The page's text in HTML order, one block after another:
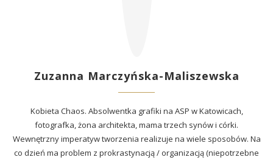
Zuzanna Marczyńska-Maliszewska
Kobieta Chaos. Absolwentka grafiki na ASP w Katowicach,
fotografka, żona architekta, mama trzech synów i córki.
Wewnętrzny imperatyw tworzenia realizuje na wiele sposobów. Na
co dzień ma problem z prokrastynacją / organizacją (niepotrzebne